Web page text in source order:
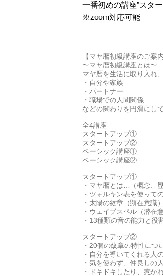
一番初めの講座”スター
※zoom対応可能
【マヤ暦初級講座のご案
〜マヤ暦初級講座とは〜
マヤ暦を生活に取り入れ、
・自分や家族
・パートナー
・職場での人間関係
などの関わりを円滑にし
全4講座
スタートアップ①
スタートアップ②
ベーシック講座①
ベーシック講座②
スタートアップ①
・マヤ暦とは…（概念、
・ツォルキン表を使って
・太陽の紋章（顕在意識
・ウェイブスペル（潜在
・13種類の音の能力と役
スタートアップ②
・20個の紋章の特性につ
・自分を導いてくれる人
・気を使わず、仲良しの
・ドキドキしたり、惹か